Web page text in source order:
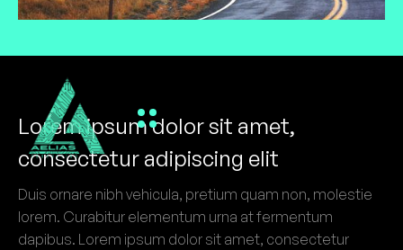
Lorem ipsum dolor sit amet,
consectetur adipiscing elit
Duis ornare nibh vehicula, pretium quam non, molestie
lorem. Curabitur elementum urna at fermentum
dapibus. Lorem ipsum dolor sit amet, consectetur